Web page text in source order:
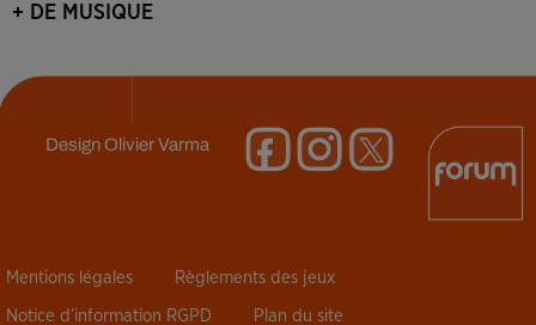
+ DE MUSIQUE
DesignOlivier Varma
Mentions légales Règlements des jeux
Notice d’information RGPD Plan du site